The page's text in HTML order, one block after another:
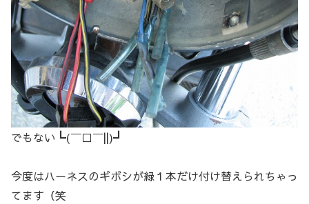
でもない┗(￣□￣||)┛
今度はハーネスのギボシが緑１本だけ付け替えられちゃっ
てます（笑